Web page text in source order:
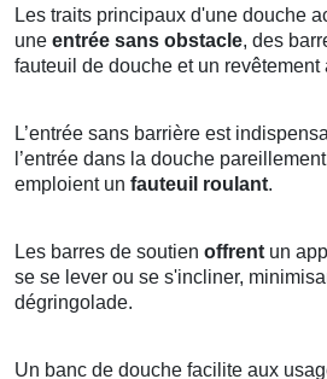
Les traits principaux d'une douche
une entrée sans obstacle, des
fauteuil de douche et un revêtement
L’entrée sans barrière est
l’entrée dans la douche
emploient un fauteuil roulant.
Les barres de soutien offrent un
se se lever ou se s'incliner,
dégringolade.
Un banc de douche facilite aux